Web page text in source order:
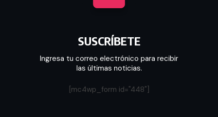
SUSCRÍBETE
Ingresa tu correo electrónico para recibir
las últimas noticias.
[mc4wp_form id="448"]